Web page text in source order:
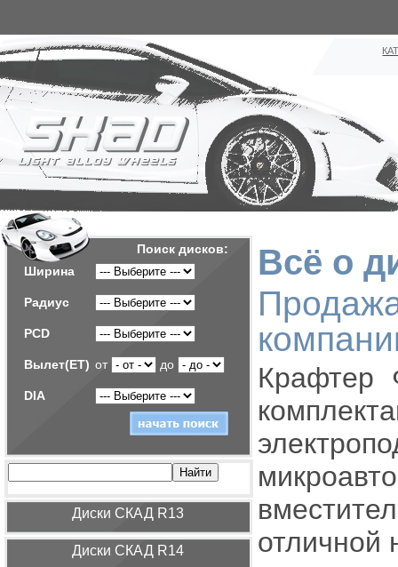
Поиск дисков:
Ширина
Радиус
PCD
Вылет(ET) от до
DIA
Диcки СКАД R13
Диcки СКАД R14
Всё о
Крафтер
отличной